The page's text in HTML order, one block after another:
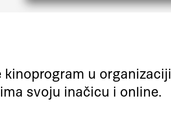
u organizaciji
svoju inačicu i online.